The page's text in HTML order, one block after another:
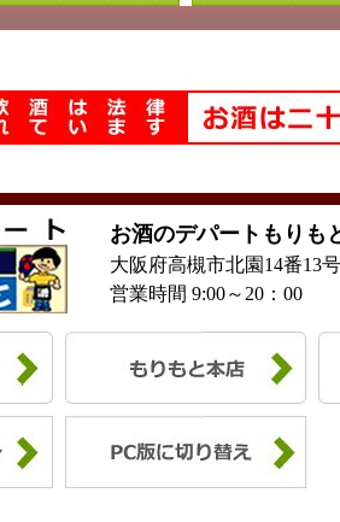
お酒のデパートもりも
大阪府高槻市北園14番13
営業時間 9:00～20：00